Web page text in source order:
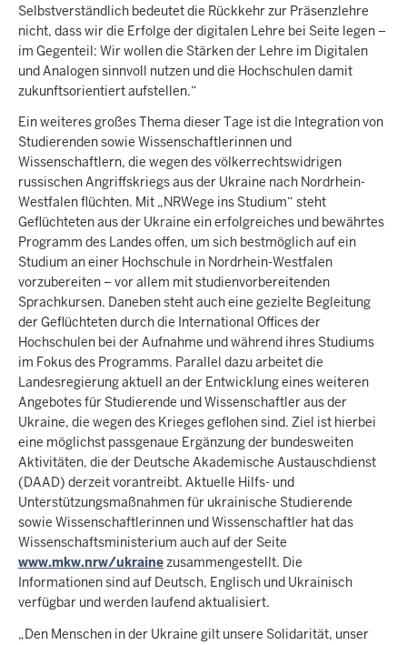
Selbstverständlich bedeutet die Rückkehr zur Präsenzlehre
nicht, dass wir die Erfolge der digitalen Lehre bei Seite legen –
im Gegenteil: Wir wollen die Stärken der Lehre im Digitalen
und Analogen sinnvoll nutzen und die Hochschulen damit
zukunftsorientiert aufstellen.“
Ein weiteres großes Thema dieser Tage ist die Integration von
Studierenden sowie Wissenschaftlerinnen und
Wissenschaftlern, die wegen des völkerrechtswidrigen
russischen Angriffskriegs aus der Ukraine nach Nordrhein-
Westfalen flüchten. Mit „NRWege ins Studium“ steht
Geflüchteten aus der Ukraine ein erfolgreiches und bewährtes
Programm des Landes offen, um sich bestmöglich auf ein
Studium an einer Hochschule in Nordrhein-Westfalen
vorzubereiten – vor allem mit studienvorbereitenden
Sprachkursen. Daneben steht auch eine gezielte Begleitung
der Geflüchteten durch die International Offices der
Hochschulen bei der Aufnahme und während ihres Studiums
im Fokus des Programms. Parallel dazu arbeitet die
Landesregierung aktuell an der Entwicklung eines weiteren
Angebotes für Studierende und Wissenschaftler aus der
Ukraine, die wegen des Krieges geflohen sind. Ziel ist hierbei
eine möglichst passgenaue Ergänzung der bundesweiten
Aktivitäten, die der Deutsche Akademische Austauschdienst
(DAAD) derzeit vorantreibt. Aktuelle Hilfs- und
Unterstützungsmaßnahmen für ukrainische Studierende
sowie Wissenschaftlerinnen und Wissenschaftler hat das
Wissenschaftsministerium auch auf der Seite
www.mkw.nrw/ukrainezusammengestellt. Die
Informationen sind auf Deutsch, Englisch und Ukrainisch
verfügbar und werden laufend aktualisiert.
„Den Menschen in der Ukraine gilt unsere Solidarität, unser